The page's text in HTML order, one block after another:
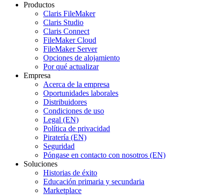
Productos
Claris FileMaker
Claris Studio
Claris Connect
FileMaker Cloud
FileMaker Server
Opciones de alojamiento
Por qué actualizar
Empresa
Acerca de la empresa
Oportunidades laborales
Distribuidores
Condiciones de uso
Legal (EN)
Política de privacidad
Piratería (EN)
Seguridad
Póngase en contacto con nosotros (EN)
Soluciones
Historias de éxito
Educación primaria y secundaria
Marketplace